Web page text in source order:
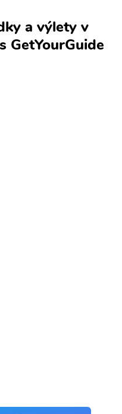
a výlety v
GetYourGuide